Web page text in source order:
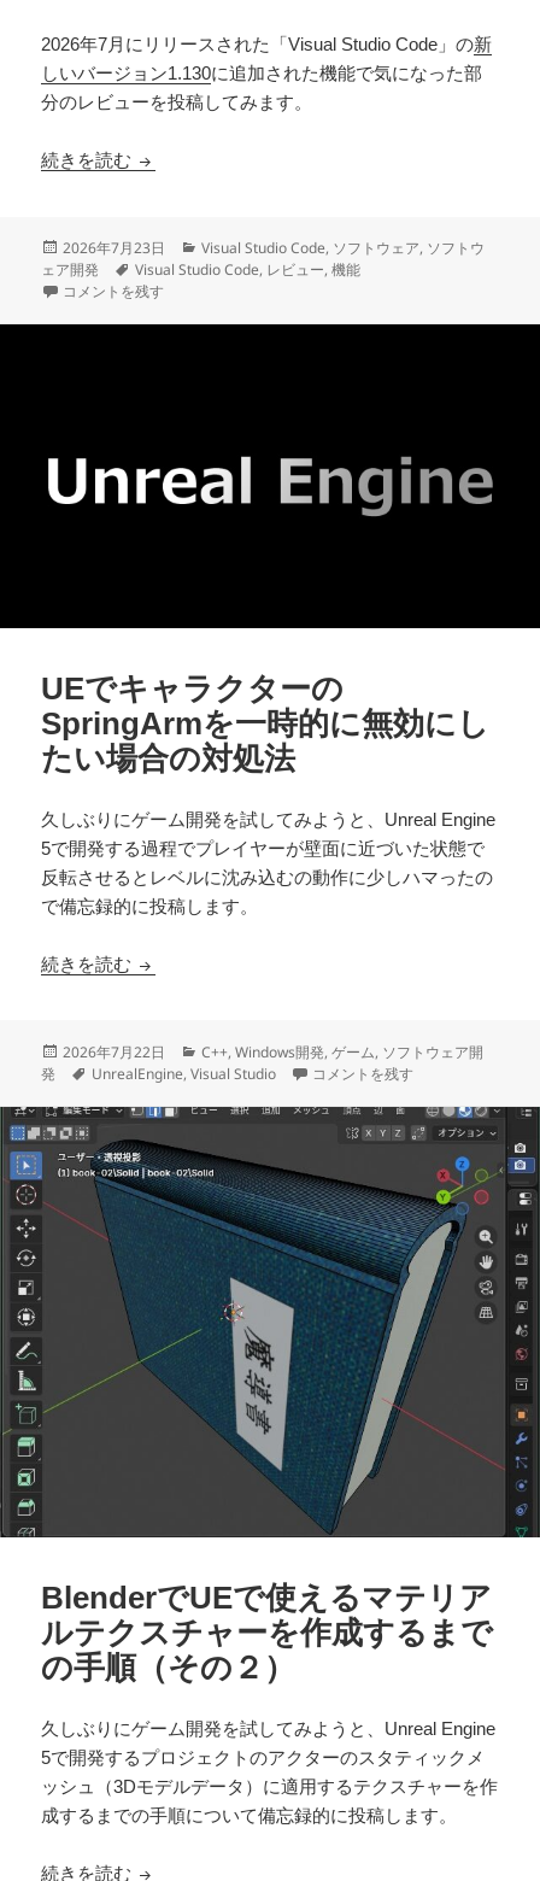
2026年7月にリリースされた「Visual Studio Code」の新
しいバージョン1.130に追加された機能で気になった部
分のレビューを投稿してみます。
続きを読む VisualStudioCode 1.130 気になった機能レビュー
投
稿
日:
2026年7月23日
カ
テ
Visual Studio Code, ソフトウェア, ソフトウ
ェア開発
タ
グ
Visual Studio Code, レビュー,機能
VisualStudioCode 1.130 気になった機能レビュー に
コメントを残す
UEでキャラクターの
SpringArmを一時的に無効にし
たい場合の対処法
久しぶりにゲーム開発を試してみようと、Unreal Engine
5で開発する過程でプレイヤーが壁面に近づいた状態で
反転させるとレベルに沈み込むの動作に少しハマったの
で備忘録的に投稿します。
続きを読む UEでキャラクターのSpringArmを一時的に無効
投
稿
2026年7月22日
カ
テ
リ
C++,Windows開発,ゲーム, ソフトウェア開
発
タ
UnrealEngine,Visual Studio UEでキャラクターのSpringArm
コメントを残す
BlenderでUEで使えるマテリア
ルテクスチャーを作成するまで
の手順（その２）
久しぶりにゲーム開発を試してみようと、Unreal Engine
5で開発するプロジェクトのアクターのスタティックメ
ッシュ（3Dモデルデータ）に適用するテクスチャーを作
成するまでの手順について備忘録的に投稿します。
続きを読む BlenderでUEで使えるマテリアルテクスチャー